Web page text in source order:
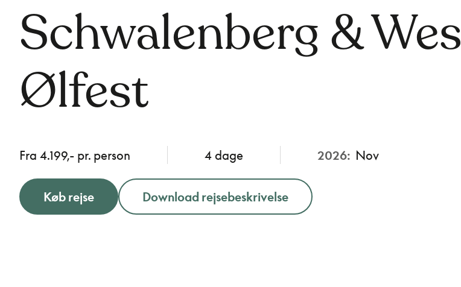
Schwalenberg &
Ølfest
Fra 4.199,- pr. person 4 dage 2026: Nov
Køb rejse Download rejsebeskrivelse